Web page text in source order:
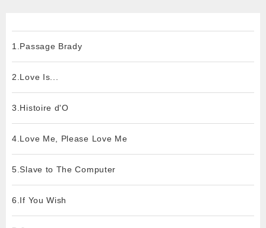
1.Passage Brady
2.Love Is...
3.Histoire d'O
4.Love Me, Please Love Me
5.Slave to The Computer
6.If You Wish